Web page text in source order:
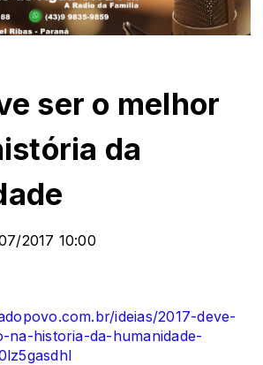
ser o melhor
da
2017 10:00
ideias/2017-deve-
na-historia-da-humanidade-